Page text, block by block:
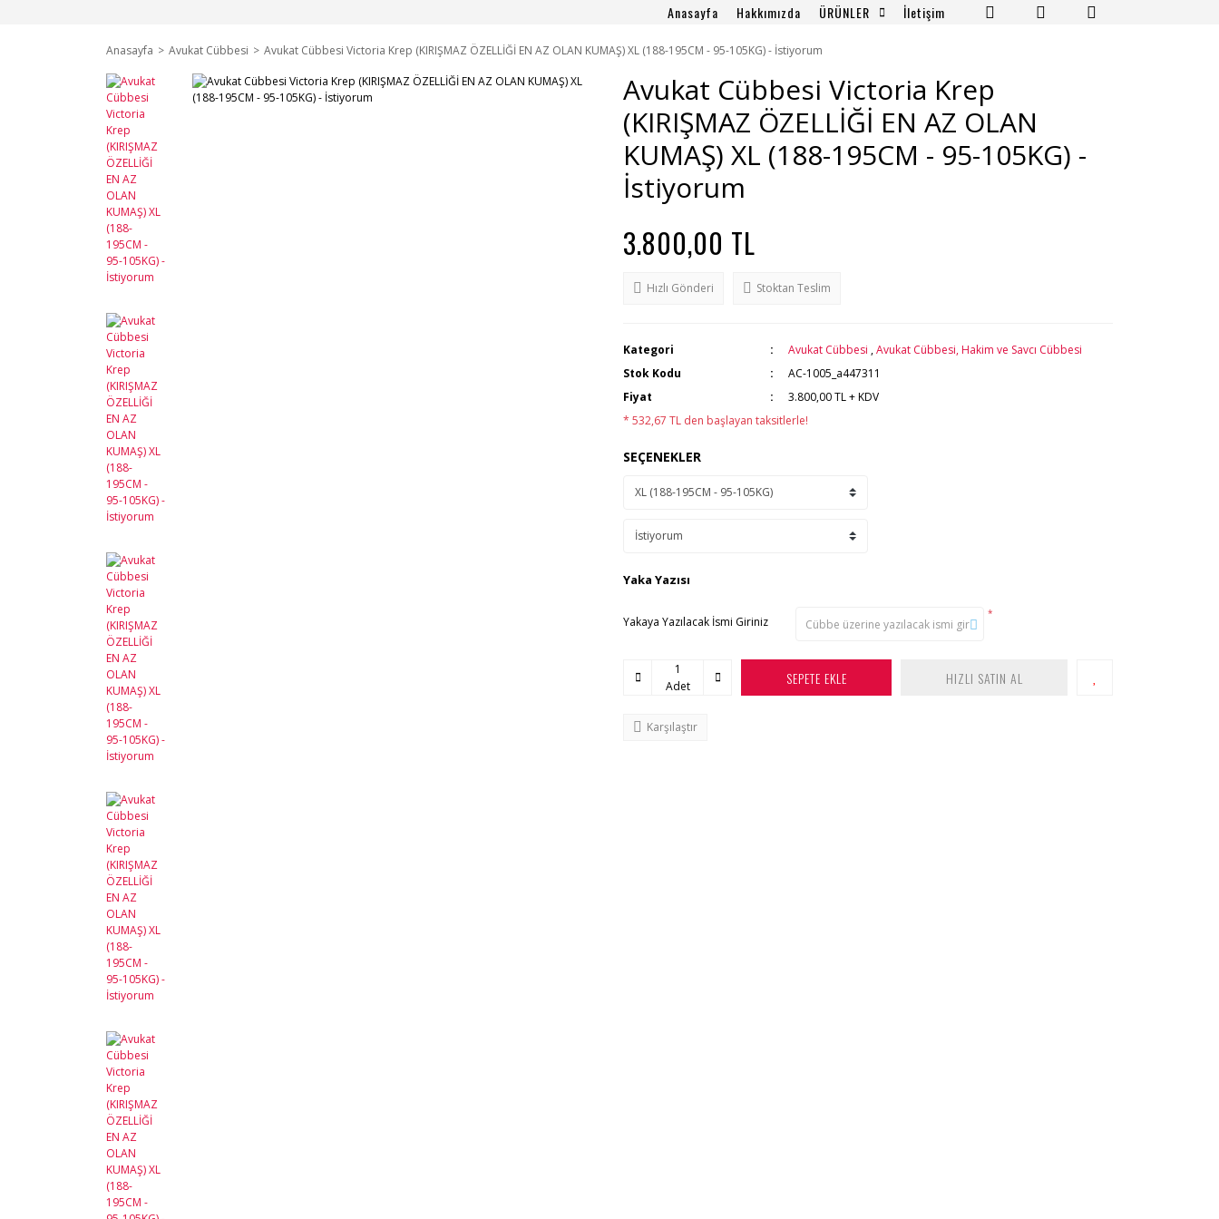
Anasayfa Hakkımızda ÜRÜNLER İletişim
Anasayfa Avukat Cübbesi Avukat Cübbesi Victoria Krep (KIRIŞMAZ ÖZELLİĞİ EN AZ OLAN KUMAŞ) XL (188-195CM - 95-105KG) - İstiyorum
Avukat Cübbesi Victoria Krep
(KIRIŞMAZ ÖZELLİĞİ EN AZ OLAN
KUMAŞ) XL (188-195CM - 95-105KG) -
İstiyorum
3.800,00 TL
Hızlı Gönderi Stoktan Teslim
Kategori Avukat Cübbesi ,Avukat Cübbesi, Hakim ve Savcı Cübbesi
Stok Kodu
AC-1005_a447311
Fiyat
3.800,00 TL + KDV
* 532,67 TL den başlayan taksitlerle!
SEÇENEKLER
Yaka Yazısı
Yakaya Yazılacak İsmi Giriniz
*
Adet SEPETE EKLE HIZLI SATIN AL
Karşılaştır